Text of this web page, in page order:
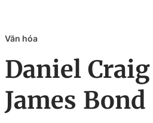
Văn hóa
Daniel
James Bond